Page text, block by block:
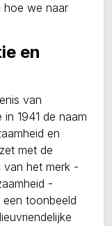
hoe we naar
en
van
1941 de naam
en
met de
van het merk -
-
een toonbeeld